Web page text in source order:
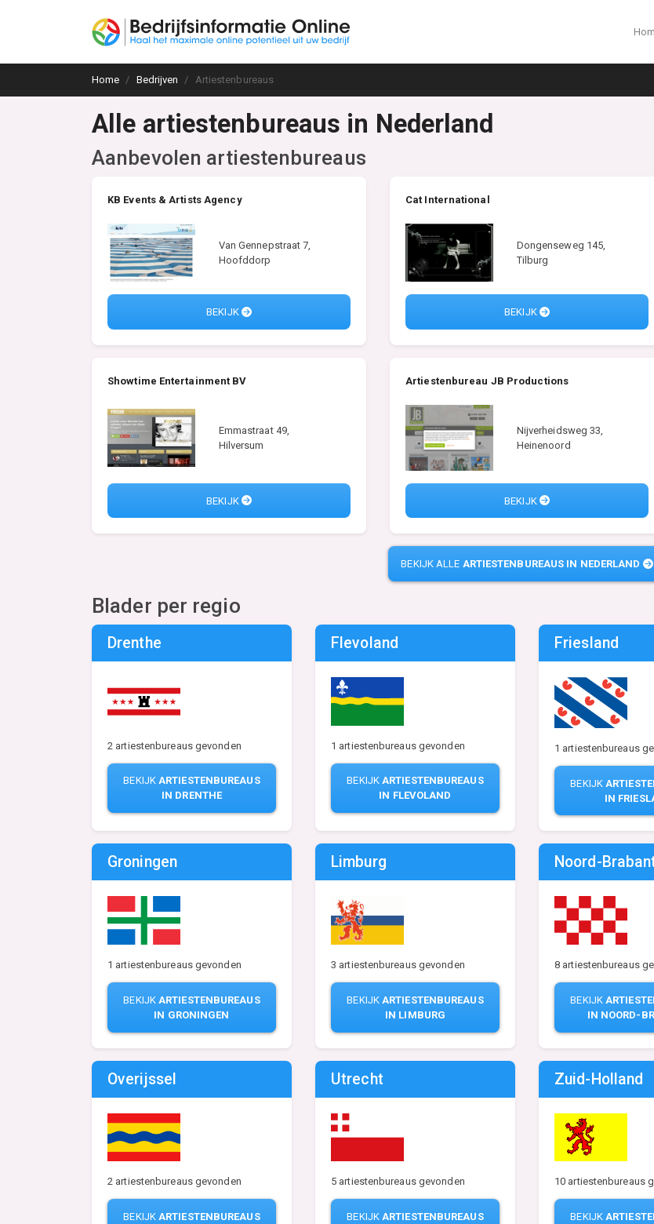
Home Bedrijven Artiestenbureaus
Alle artiestenbureaus in Nederland
Aanbevolen artiestenbureaus
KB Events & Artists Agency
Van Gennepstraat 7,
Hoofddorp
BEKIJK
Cat International
Dongenseweg 145,
Tilburg
BEKIJK
Showtime Entertainment BV
Emmastraat 49,
Hilversum
BEKIJK
Artiestenbureau JB Productions
Nijverheidsweg 33,
Heinenoord
BEKIJK
BEKIJK ALLE ARTIESTENBUREAUS IN NEDERLAND
Blader per regio
Drenthe
2 artiestenbureaus gevonden
BEKIJKARTIESTENBUREAUS
IN DRENTHE
Flevoland
1 artiestenbureaus gevonden
BEKIJKARTIESTENBUREAUS
IN FLEVOLAND
Friesland
1 artiestenbureaus
BEKIJK
IN
Groningen
1 artiestenbureaus gevonden
BEKIJK ARTIESTENBUREAUS
IN GRONINGEN
Limburg
3 artiestenbureaus gevonden
BEKIJK ARTIESTENBUREAUS
IN LIMBURG
Noord-
8 artiestenbureaus
BEKIJK
IN NOORD-
Overijssel
2 artiestenbureaus gevonden
BEKIJKARTIESTENBUREAUS
Utrecht
5 artiestenbureaus gevonden
BEKIJKARTIESTENBUREAUS
Zuid-Holland
10 artiestenbureaus
BEKIJK